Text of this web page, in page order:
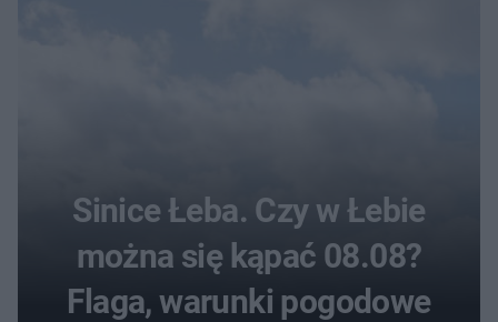
Sinice Łeba. Czy w Łebie
można się kąpać 08.08?
Flaga, warunki pogodowe